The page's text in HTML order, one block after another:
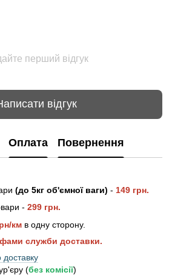
перший відгук
відгук
Оплата Повернення
(до 5кг об'ємної ваги) - 149 грн.
- 299 грн.
км в одну сторону.
служби доставки.
доставку
(без комісії)